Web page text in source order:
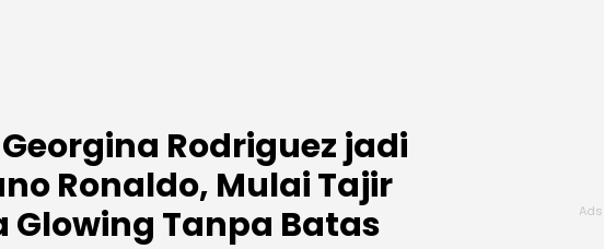
Rodriguez jadi
Ronaldo, Mulai Tajir
Tanpa Batas